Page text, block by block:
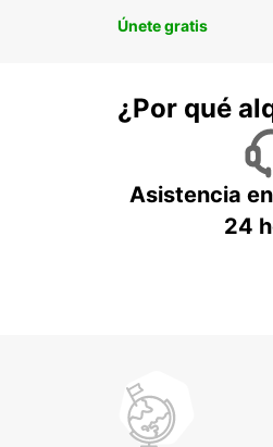
Únete gratis
¿Por qué
Asistencia
24